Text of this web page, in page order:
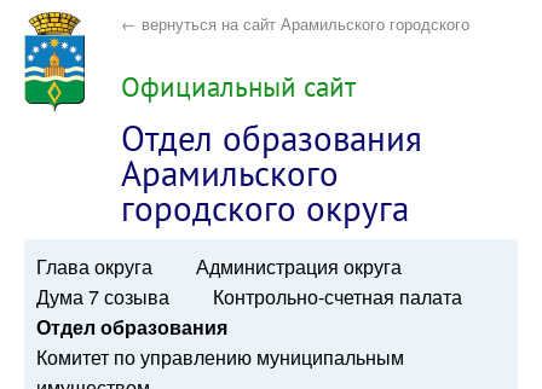
← вернуться на сайт Арамильского городского
округа
Официальный сайт
Отдел образования
Арамильского
городского округа
Глава округа
Администрация округа
Дума 7 созыва
Контрольно-счетная палата
Отдел образования
Комитет по управлению муниципальным